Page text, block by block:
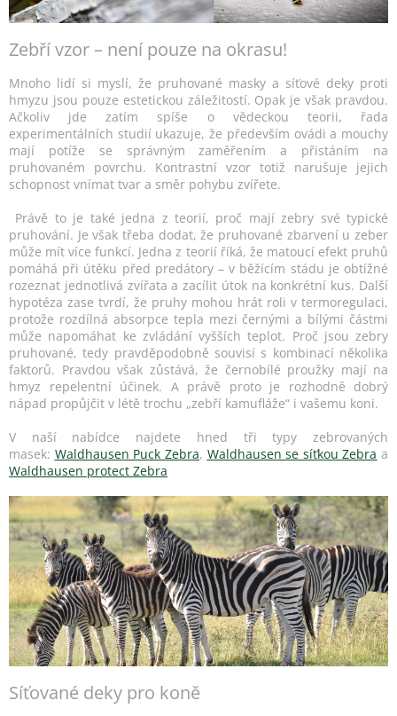
Zebří vzor – není pouze na okrasu!
Mnoho lidí si myslí, že pruhované masky a síťové deky proti
hmyzu jsou pouze estetickou záležitostí. Opak je však pravdou.
Ačkoliv jde zatím spíše o vědeckou teorii, řada
experimentálních studií ukazuje, že především ovádi a mouchy
mají potíže se správným zaměřením a přistáním na
pruhovaném povrchu. Kontrastní vzor totiž narušuje jejich
schopnost vnímat tvar a směr pohybu zvířete.
Právě to je také jedna z teorií, proč mají zebry své typické
pruhování. Je však třeba dodat, že pruhované zbarvení u zeber
může mít více funkcí. Jedna z teorií říká, že matoucí efekt pruhů
pomáhá při útěku před predátory – v běžícím stádu je obtížné
rozeznat jednotlivá zvířata a zacílit útok na konkrétní kus. Další
hypotéza zase tvrdí, že pruhy mohou hrát roli v termoregulaci,
protože rozdílná absorpce tepla mezi černými a bílými částmi
může napomáhat ke zvládání vyšších teplot. Proč jsou zebry
pruhované, tedy pravděpodobně souvisí s kombinací několika
faktorů. Pravdou však zůstává, že černobílé proužky mají na
hmyz repelentní účinek. A právě proto je rozhodně dobrý
nápad propůjčit v létě trochu „zebří kamufláže“ i vašemu koni.
V naší nabídce najdete hned tři typy zebrovaných
masek: Waldhausen Puck Zebra, Waldhausen se síťkou Zebra a
Waldhausen protect Zebra
Síťované deky pro koně